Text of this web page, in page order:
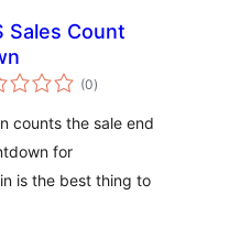
Sales Count
(0টা
মুঠ)
counts the sale end
for
is the best thing to